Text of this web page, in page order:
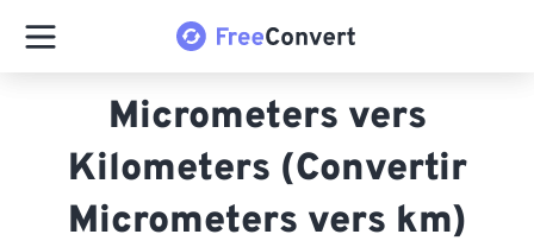
Micrometers vers
Kilometers (Convertir
Micrometers vers km)